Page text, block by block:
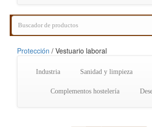
Protección / Vestuario laboral
Industria Sanidad y limpieza
Complementos hostelería